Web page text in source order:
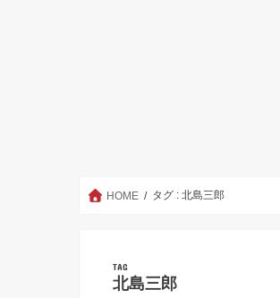
HOME タグ : 北島三郎
TAG
北島三郎